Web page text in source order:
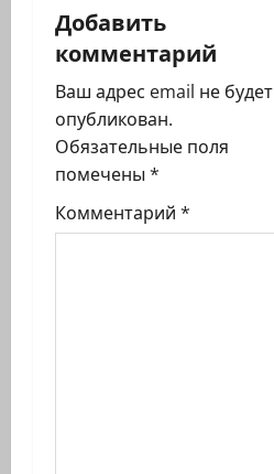
и
я
з
а
п
Добавить
комментарий
Ваш адрес email не будет
опубликован.
Обязательные поля
помечены *
Комментарий *